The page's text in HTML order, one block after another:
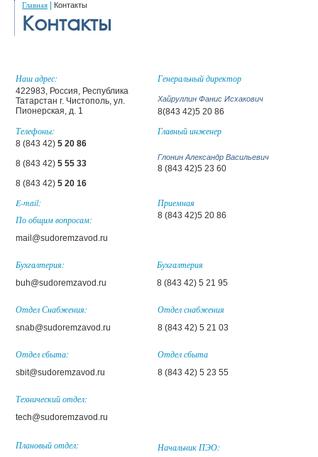
Главная Контакты
Контакты
Наш адрес: Генеральный директор
422983, Россия, Республика
Татарстан г. Чистополь, ул.
Пионерская, д. 1
Хайруллин Фанис Исхакович
8(843 42)5 20 86
Телефоны: Главный инженер
8 (843 42) 5 20 86
8 (843 42) 5 55 33
8 (843 42) 5 20 16
Глонин Александр Васильевич
8 (843 42)5 23 60
E-mail:
Приемная
По общим вопросам:
mail@sudoremzavod.ru
8 (843 42)5 20 86
Бухгалтерия:
buh@sudoremzavod.ru
Бухгалтерия
8 (843 42) 5 21 95
Отдел Снабжения:
snab@sudoremzavod.ru
Отдел снабжения
8 (843 42) 5 21 03
Отдел сбыта:
sbit@sudoremzavod.ru
Отдел сбыта
8 (843 42) 5 23 55
Технический отдел:
tech@sudoremzavod.ru
Плановый отдел: Начальник ПЭО: